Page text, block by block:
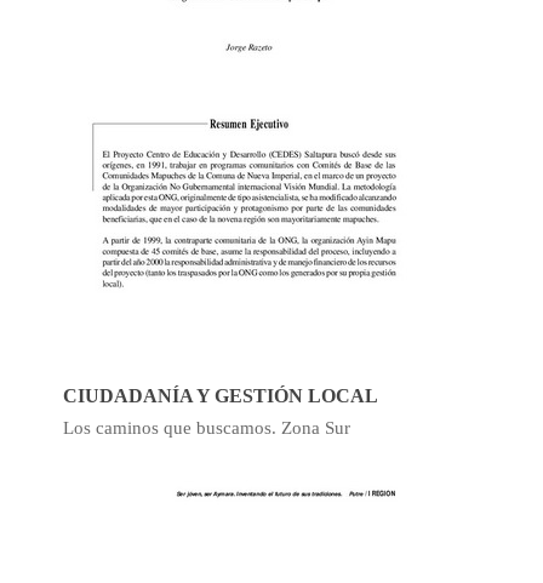
CIUDADANÍA Y GESTIÓN LOCAL
Los caminos que buscamos. Zona Sur